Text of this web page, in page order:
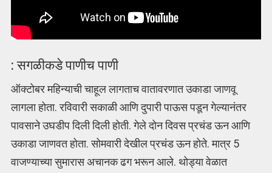
: सगळीकडे पाणीच पाणी
ऑक्टोबर महिन्याची चाहूल लागताच वातावरणात उकाडा जाणवू
लागला होता. रविवारी सकाळी आणि दुपारी पाऊस पडून गेल्यानंतर
पावसाने उघडीप दिली दिली होती. गेले दोन दिवस प्रचंड ऊन आणि
उकाडा जाणवत होता. सोमवारी देखील प्रचंड ऊन होते. मात्र 5
वाजण्याच्या सुमारास अचानक ढग भरून आले. थोड्या वेळात